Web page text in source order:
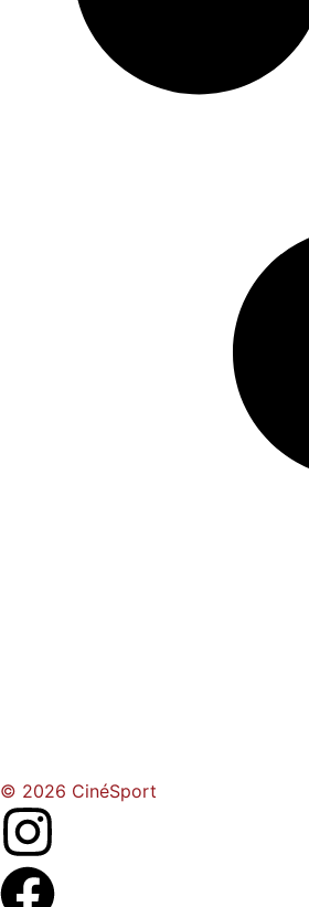
© 2026 CinéSport